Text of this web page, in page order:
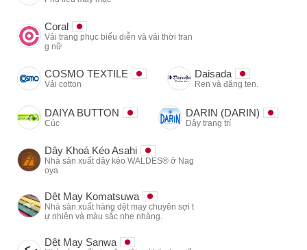
Coral
Vải trang phục biểu diễn và vải thời tran
g nữ
COSMO TEXTILE
Vải cotton
Daisada
Ren và đăng ten.
DAIYA BUTTON
Cúc
DARIN (DARIN)
Dây trang trí
Dây Khoá Kéo Asahi
Nhà sản xuất dây kéo WALDES® ở Nag
oya
Dệt May Komatsuwa
Nhà sản xuất hàng dệt may chuyên sợi t
ự nhiên và màu sắc nhẹ nhàng.
Dệt May Sanwa